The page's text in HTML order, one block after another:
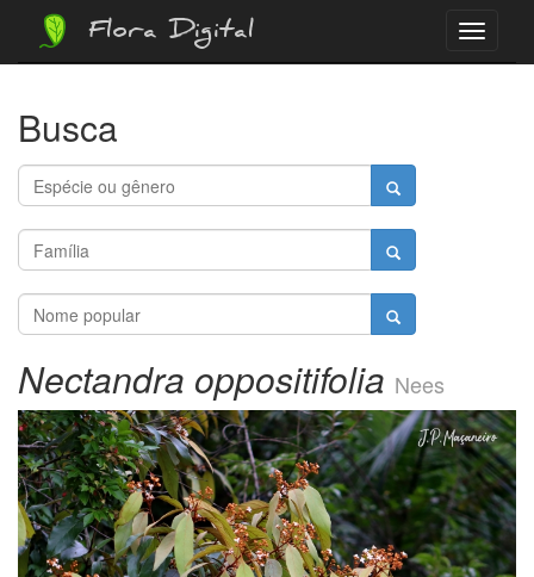
Menu
Flora Digital
Busca
Nectandra oppositifolia Nees